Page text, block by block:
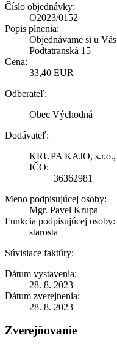
Číslo objednávky:
O2023/0152
Popis plnenia:
Objednávame si u
Podtatranská 15
Cena:
33,40 EUR
Odberateľ:
Obec Východná
Dodávateľ:
KRUPA KAJO,
IČO:
36362981
Meno podpisujúcej osoby:
Mgr. Pavel Krupa
Funkcia podpisujúcej osoby:
starosta
Súvisiace faktúry:
Dátum vystavenia:
28. 8. 2023
Dátum zverejnenia:
28. 8. 2023
Zverejňovanie